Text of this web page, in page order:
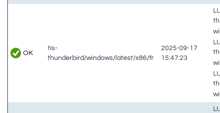
OK
tis-
thunderbird/windows/latest/x86/fr
2025-09-17
15:47:23